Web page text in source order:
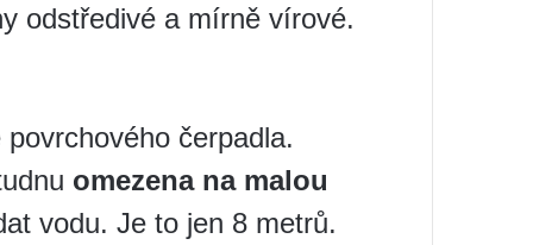
odstředivé a mírně vírové.
čerpadla.
omezena na malou
vodu. Je to jen 8 metrů.